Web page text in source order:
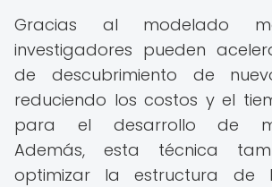
Gracias al modelado
investigadores pueden
de descubrimiento de
reduciendo los costos y el
para el desarrollo de
Además, esta técnica
optimizar la estructura de